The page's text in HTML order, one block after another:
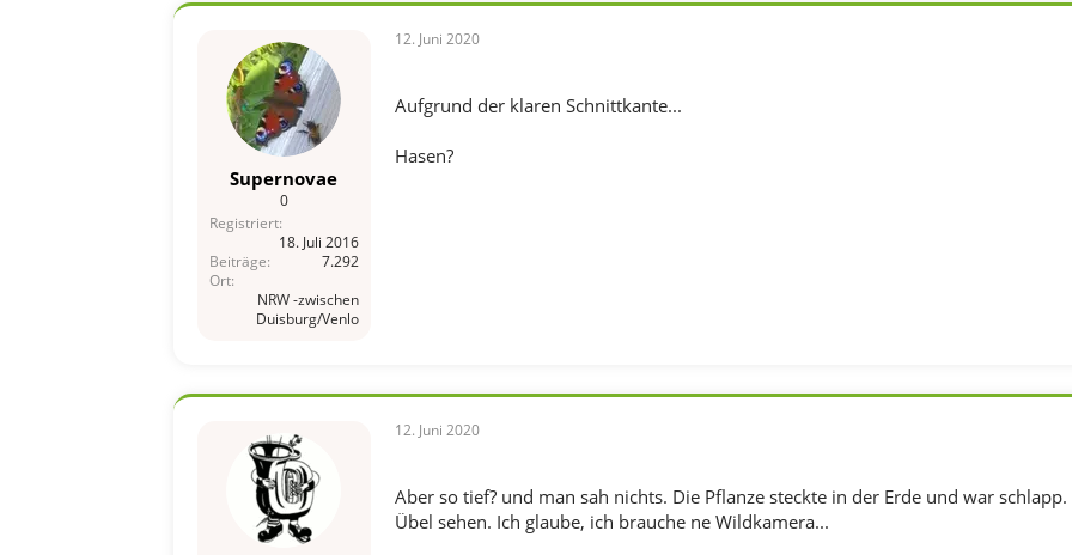
e
n
:
Supernovae
0
Registriert
18. Juli 2016
Beiträge
7.292
Ort
NRW -zwischen
Duisburg/Venlo
12. Juni 2020
Aufgrund der klaren Schnittkante...
Hasen?
12. Juni 2020
Aber so tief? und man sah nichts. Die Pflanze steckte in der Erde und war
Übel sehen. Ich glaube, ich brauche ne Wildkamera...